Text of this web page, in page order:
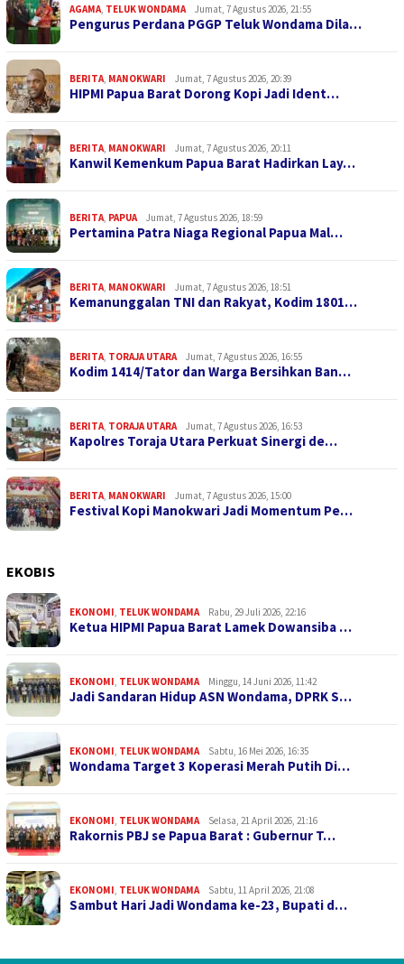
AGAMA, TELUK WONDAMA Jumat, 7 Agustus 2026, 21:55
Pengurus Perdana PGGP Teluk Wondama Dila…
BERITA, MANOKWARI Jumat, 7 Agustus 2026, 20:39
HIPMI Papua Barat Dorong Kopi Jadi Ident…
BERITA, MANOKWARI Jumat, 7 Agustus 2026, 20:11
Kanwil Kemenkum Papua Barat Hadirkan Lay…
BERITA, PAPUA Jumat, 7 Agustus 2026, 18:59
Pertamina Patra Niaga Regional Papua Mal…
BERITA, MANOKWARI Jumat, 7 Agustus 2026, 18:51
Kemanunggalan TNI dan Rakyat, Kodim 1801…
BERITA, TORAJA UTARA Jumat, 7 Agustus 2026, 16:55
Kodim 1414/Tator dan Warga Bersihkan Ban…
BERITA, TORAJA UTARA Jumat, 7 Agustus 2026, 16:53
Kapolres Toraja Utara Perkuat Sinergi de…
BERITA, MANOKWARI Jumat, 7 Agustus 2026, 15:00
Festival Kopi Manokwari Jadi Momentum Pe…
EKOBIS
EKONOMI, TELUK WONDAMA Rabu, 29 Juli 2026, 22:16
Ketua HIPMI Papua Barat Lamek Dowansiba …
EKONOMI, TELUK WONDAMA Minggu, 14 Juni 2026, 11:42
Jadi Sandaran Hidup ASN Wondama, DPRK S…
EKONOMI, TELUK WONDAMA Sabtu, 16 Mei 2026, 16:35
Wondama Target 3 Koperasi Merah Putih Di…
EKONOMI, TELUK WONDAMA Selasa, 21 April 2026, 21:16
Rakornis PBJ se Papua Barat : Gubernur T…
EKONOMI, TELUK WONDAMA Sabtu, 11 April 2026, 21:08
Sambut Hari Jadi Wondama ke-23, Bupati d…